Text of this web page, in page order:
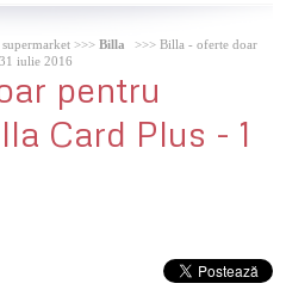
>>>Billa
>>> Billa - oferte doar
iulie 2016
pentru
Card Plus - 1